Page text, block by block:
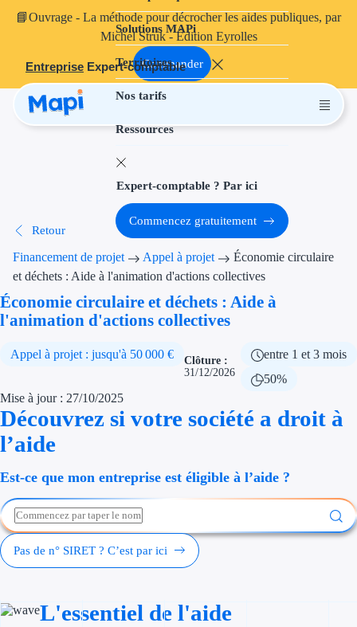
📘Ouvrage - La méthode pour décrocher les aides publiques, par
Michel Struk - Édition Eyrolles
Commander
Entreprise Expert-comptable
Solutions MAPi
Territoires
Nos tarifs
Ressources
Projets finançables
Aides à
Aides
Thématiques
Financement
Économies
Création
Cession
Type de financements
Expert-comptable ? Par ici
Commencez gratuitement
Retour
Financement de projet Appel à projet
Économie circulaire
et déchets : Aide à l'animation d'actions collectives
Économie circulaire et déchets : Aide à
l'animation d'actions collectives
Appel à projet : jusqu'à 50 000 €
Clôture :
31/12/2026
entre 1 et 3 mois
50%
Mise à jour : 27/10/2025
Découvrez si votre société a droit à
l’aide
Est-ce que mon entreprise est éligible à l’aide ?
Pas de n° SIRET ? C’est par ici
L'essentiel de l'aide